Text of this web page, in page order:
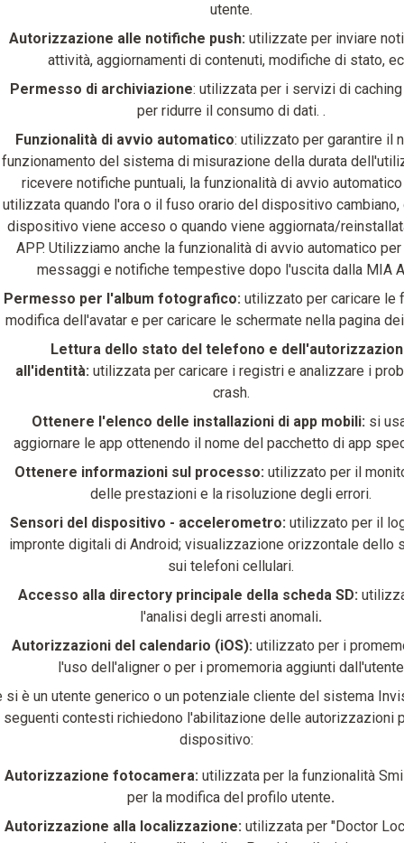
utente.
Autorizzazione alle notifiche push: utilizzate per inviare
attività, aggiornamenti di contenuti, modifiche di stato,
Permesso di archiviazione: utilizzata per i servizi di
per ridurre il consumo di dati. .
Funzionalità di avvio automatico: utilizzato per garantire il
funzionamento del sistema di misurazione della durata
ricevere notifiche puntuali, la funzionalità di avvio
utilizzata quando l'ora o il fuso orario del dispositivo cambiano,
dispositivo viene acceso o quando viene aggiornata/
APP. Utilizziamo anche la funzionalità di avvio automatico
messaggi e notifiche tempestive dopo l'uscita dalla MIA
Permesso per l'album fotografico: utilizzato per caricare le
modifica dell'avatar e per caricare le schermate nella pagina
Lettura dello stato del telefono e
all'identità: utilizzata per caricare i registri e analizzare i
crash.
Ottenere l'elenco delle installazioni di app mobili: si
aggiornare le app ottenendo il nome del pacchetto di app
Ottenere informazioni sul processo: utilizzato per il
delle prestazioni e la risoluzione degli errori.
Sensori del dispositivo - accelerometro: utilizzato per il
impronte digitali di Android; visualizzazione orizzontale dello
sui telefoni cellulari.
Accesso alla directory principale della scheda SD:
l'analisi degli arresti anomali.
Autorizzazioni del calendario (iOS): utilizzato per i
l'uso dell'aligner o per i promemoria aggiunti dall'utente
si è un utente generico o un potenziale cliente del sistema
seguenti contesti richiedono l'abilitazione delle autorizzazioni
dispositivo:
Autorizzazione fotocamera: utilizzata per la funzionalità
per la modifica del profilo utente.
Autorizzazione alla localizzazione: utilizzata per "Doctor